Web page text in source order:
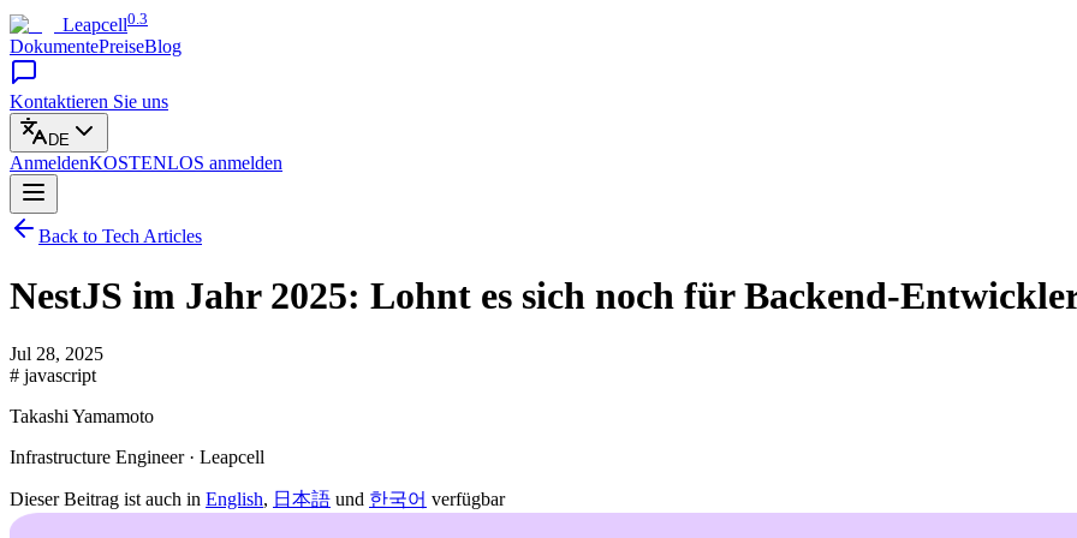
Leapcell0.3
DokumentePreiseBlog
Kontaktieren Sie uns
DE
AnmeldenKOSTENLOS anmelden
Back to Tech Articles
NestJS im Jahr 2025: Lohnt es sich noch für Backend-
Jul 28, 2025
# javascript
Takashi Yamamoto
Infrastructure Engineer · Leapcell
Dieser Beitrag ist auch in English, 日本語 und 한국어 verfügbar